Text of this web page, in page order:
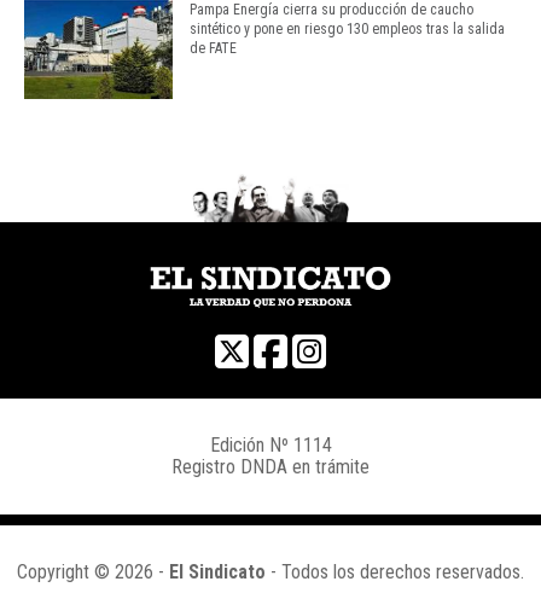
Pampa Energía cierra su producción de caucho
sintético y pone en riesgo 130 empleos tras la salida
de FATE
Edición Nº 1114
Registro DNDA en trámite
Copyright © 2026 - El Sindicato - Todos los derechos reservados.